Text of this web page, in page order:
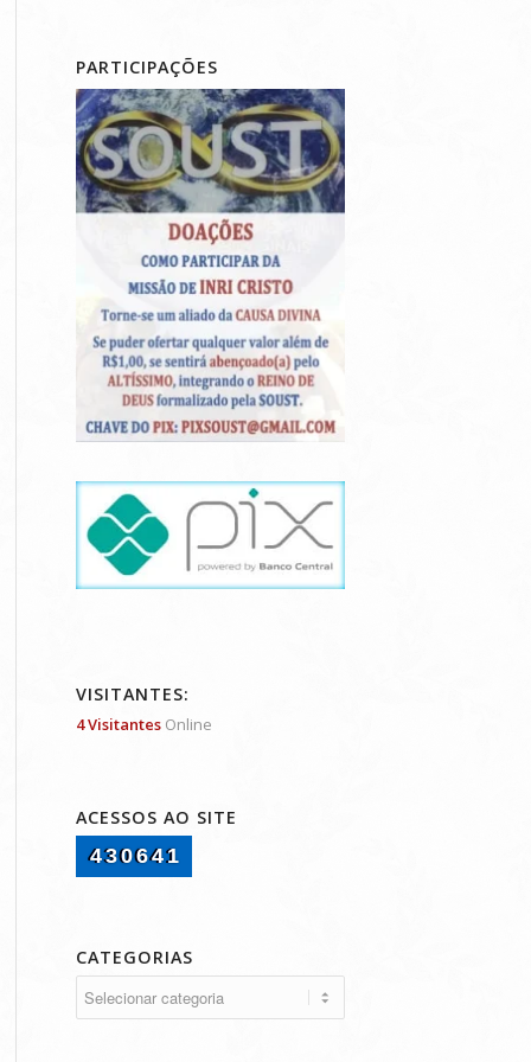
PARTICIPAÇÕES
VISITANTES:
4 VisitantesOnline
ACESSOS AO SITE
430641
CATEGORIAS